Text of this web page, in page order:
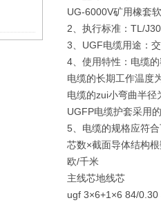
UG-6000V矿用橡套
2、执行标准：TL/
3、UGF电缆用途：
4、使用特性：电缆的
电缆的长期工作温度
电缆的zui小弯曲半径
UGFP电缆护套采用
5、电缆的规格应符
芯数×截面导体结构
欧/千米
主线芯地线芯
ugf 3×6+1×6 84/